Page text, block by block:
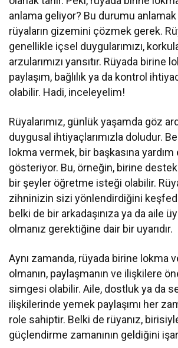
anlama geliyor? Bu durumu
rüyaların gizemini çözmek gerek.
genellikle içsel duygularımızı,
arzularımızı yansıtır. Rüyada birine
paylaşım, bağlılık ya da kontrol
olabilir. Hadi, inceleyelim!
Rüyalarımız, günlük yaşamda göz
duygusal ihtiyaçlarımızla doludur.
lokma vermek, bir başkasına
gösteriyor. Bu, örneğin, birine
bir şeyler öğretme isteği olabilir. Rüya
zihninizin sizi yönlendirdiğini
belki de bir arkadaşınıza ya da aile
olmanız gerektiğine dair bir uyarıdır.
Aynı zamanda, rüyada birine lokma
olmanın, paylaşmanın ve ilişkilere
simgesi olabilir. Aile, dostluk ya da
ilişkilerinde yemek paylaşımı her
role sahiptir. Belki de rüyanız, birisiyle
güçlendirme zamanının geldiğini